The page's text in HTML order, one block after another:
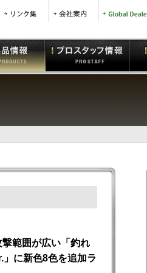
範囲が広い「釣れ
に新色8色を追加ラ